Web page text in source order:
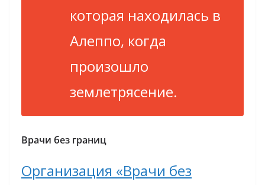
которая находилась в
Алеппо, когда
произошло
землетрясение.
Врачи без границ
Организация «Врачи без